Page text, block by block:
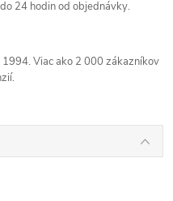
24 hodin od objednávky.
Viac ako 2 000 zákazníkov